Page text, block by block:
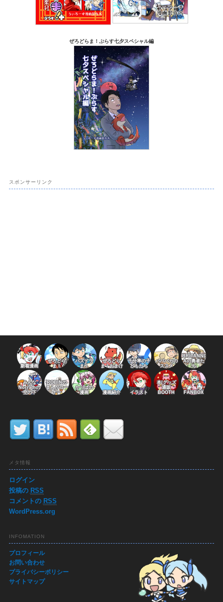
ぜろどらま！ぷらす七夕スペシャル編
スポンサーリンク
新着漫画
ぜろどら
ま！
パズドラ
ま！
ぜろどら
ま！おまけ
千分率の子
どもたち
パパバカの
ススメ
BRITANNI
Aの勇者た
ち
みんな
Norrathの
空の下
ROBINの
まんがコー
ナー
かっぱの
漫画
漫画紹介 イラスト
本/グッズ
通販
BOOTH
FANBOX
メタ情報
ログイン
投稿の RSS
コメントの RSS
WordPress.org
INFOMATION
プロフィール
お問い合わせ
プライバシーポリシー
サイトマップ